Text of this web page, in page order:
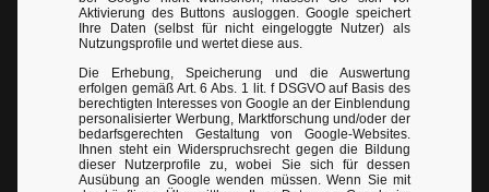
Aktivierung des Buttons ausloggen. Google speichert
Ihre Daten (selbst für nicht eingeloggte Nutzer) als
Nutzungsprofile und wertet diese aus.
Die Erhebung, Speicherung und die Auswertung
erfolgen gemäß Art. 6 Abs. 1 lit. f DSGVO auf Basis des
berechtigten Interesses von Google an der Einblendung
personalisierter Werbung, Marktforschung und/oder der
bedarfsgerechten Gestaltung von Google-Websites.
Ihnen steht ein Widerspruchsrecht gegen die Bildung
dieser Nutzerprofile zu, wobei Sie sich für dessen
Ausübung an Google wenden müssen. Wenn Sie mit